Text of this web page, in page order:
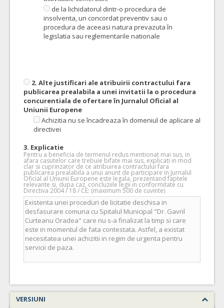
de la lichidatorul dintr-o procedura de
insolventa, un concordat preventiv sau o
procedura de aceeasi natura prevazuta în
legislatia sau reglementarile nationale
2. Alte justificari ale atribuirii contractului fara
publicarea prealabila a unei invitatii la o procedura
concurentiala de ofertare în Jurnalul Oficial al
Uniunii Europene
Achizitia nu se încadreaza în domeniul de aplicare al
directivei
3. Explicatie
Pentru a beneficia de termenul redus mentionat mai sus, in
afara casutelor care trebuie bifate mai sus, explicati in mod
clar si cuprinzator de ce atribuirea contractului fara
publicarea prealabila a unui anunt de participare in Jurnalul
Oficial al Uniunii Europene este legala, prezentand faptele
relevante si, dupa caz, concluziile legii in conformitate cu
Directiva 2004 / 18 / CE: (maximum 500 de cuvinte)
VERSIUNI